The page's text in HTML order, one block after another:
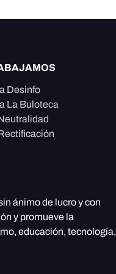
Desinfo
La Buloteca
ánimo de lucro y con
y promueve la
educación, tecnología,